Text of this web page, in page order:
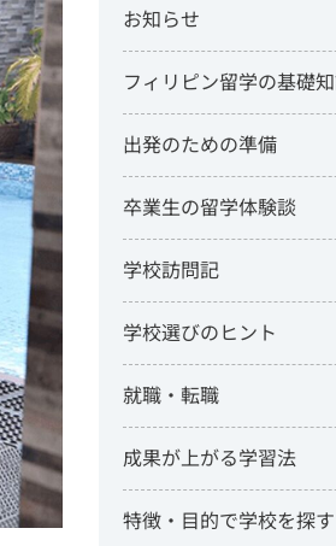
お知らせ
フィリピン留学の基礎
出発のための準備
卒業生の留学体験談
学校訪問記
学校選びのヒント
就職・転職
成果が上がる学習法
特徴・目的で学校を探す